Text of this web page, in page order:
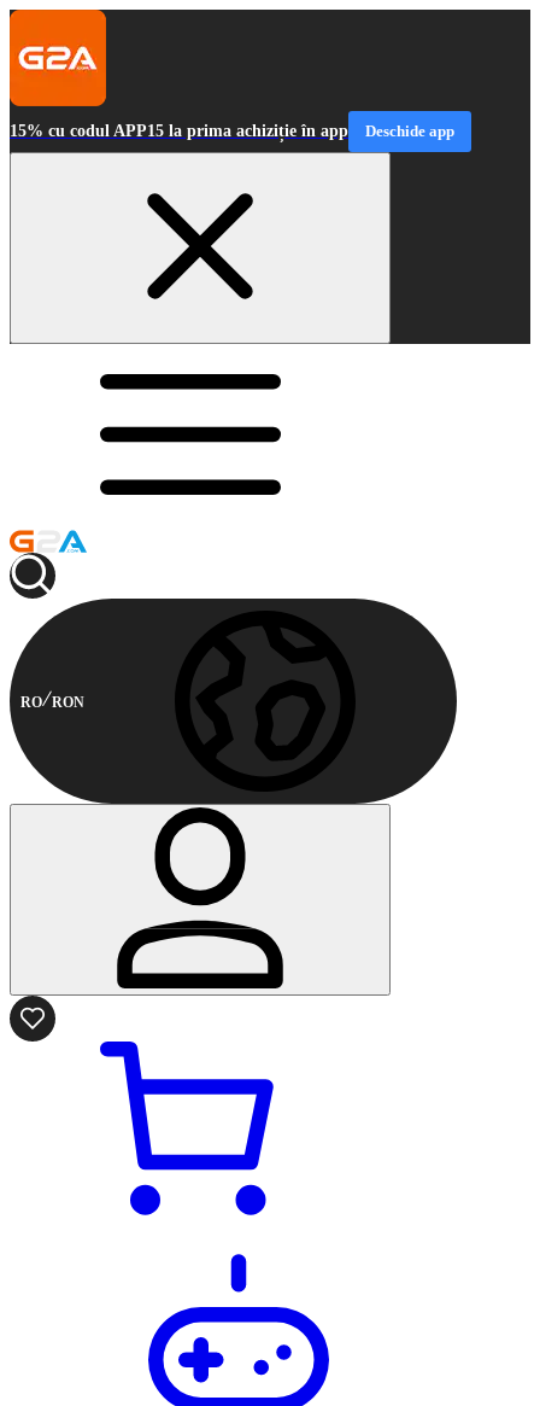
15% cu codul APP15 la prima achiziție în app Deschide app
RO RON